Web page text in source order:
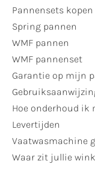
Pannensets kopen
Spring pannen
WMF pannen
WMF pannenset
Garantie op mijn
Hoe onderhoud ik
Levertijden
Vaatwasmachine
Waar zit jullie